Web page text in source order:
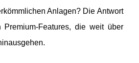
Anlagen? Die Antwort
Premium-Features, die weit über